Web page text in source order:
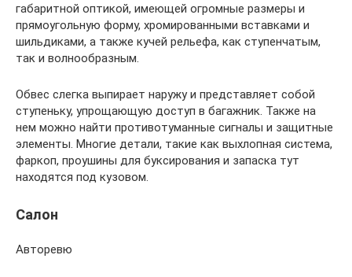
габаритной оптикой, имеющей огромные размеры и
прямоугольную форму, хромированными вставками и
шильдиками, а также кучей рельефа, как ступенчатым,
так и волнообразным.
Обвес слегка выпирает наружу и представляет собой
ступеньку, упрощающую доступ в багажник. Также на
нем можно найти противотуманные сигналы и защитные
элементы. Многие детали, такие как выхлопная система,
фаркоп, проушины для буксирования и запаска тут
находятся под кузовом.
Салон
Авторевю